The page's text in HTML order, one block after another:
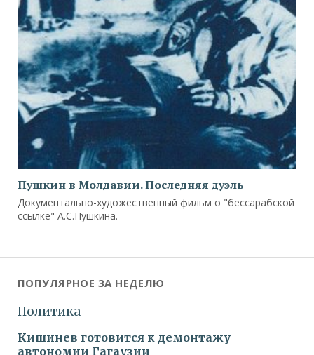
Пушкин в Молдавии. Последняя дуэль
Документально-художественный фильм о "бессарабской
ссылке" А.С.Пушкина.
ПОПУЛЯРНОЕ ЗА НЕДЕЛЮ